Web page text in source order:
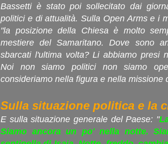
Bassetti è stato poi sollecitato dai
politici e di attualità. Sulla Open Arms e i
"la posizione della Chiesa è molto
mestiere del Samaritano. Dove sono
sbarcati l'ultima volta? Li abbiamo presi
Noi non siamo politici non siamo
consideriamo nella figura e nella missione
Sulla situazione politica e la
E sulla situazione generale del Paese: "
Siamo ancora un po' nella notte.